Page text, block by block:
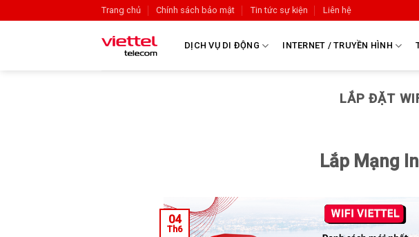
Trang chủ Chính sách bảo mật Tin tức sự kiện Liên hệ
DỊCH VỤ DI ĐỘNG INTERNET / TRUYỀN HÌNH
LẮP ĐẶT
Lắp Mạng
04
Th6